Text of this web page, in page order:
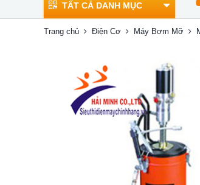
TẤT CẢ DANH MỤC
Trang chủ Điện Cơ Máy Bơm Mỡ